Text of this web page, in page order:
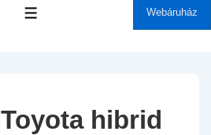
MENÜ Webáruház
Toyota hibrid